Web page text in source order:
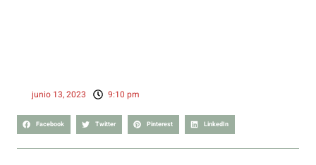
junio 13, 2023 9:10 pm
Facebook Twitter Pinterest LinkedIn